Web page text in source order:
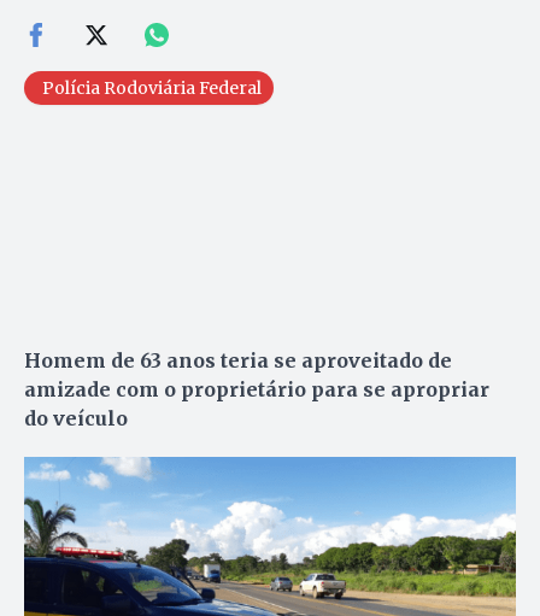
Polícia Rodoviária Federal
Homem de 63 anos teria se aproveitado de
amizade com o proprietário para se apropriar
do veículo